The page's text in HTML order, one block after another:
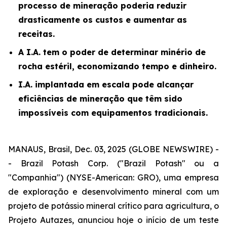
processo de mineração poderia reduzir
drasticamente os custos e aumentar as
receitas.
A I.A. tem o poder de determinar minério de
rocha estéril, economizando tempo e dinheiro.
I.A. implantada em escala pode alcançar
eficiências de mineração que têm sido
impossíveis com equipamentos tradicionais.
MANAUS, Brasil, Dec. 03, 2025 (GLOBE NEWSWIRE) -
- Brazil Potash Corp. ("Brazil Potash" ou a
"Companhia") (NYSE-American: GRO), uma empresa
de exploração e desenvolvimento mineral com um
projeto de potássio mineral crítico para agricultura, o
Projeto Autazes, anunciou hoje o início de um teste